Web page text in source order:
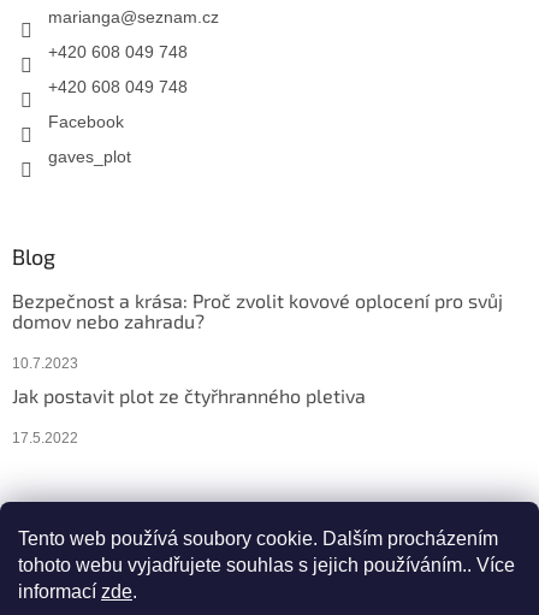
Tento web používá soubory cookie. Dalším procházením
tohoto webu vyjadřujete souhlas s jejich používáním.. Více
informací zde.
marianga@seznam.cz
+420 608 049 748
+420 608 049 748
Facebook
gaves_plot
Blog
Bezpečnost a krása: Proč zvolit kovové oplocení pro svůj
domov nebo zahradu?
10.7.2023
Jak postavit plot ze čtyřhranného pletiva
17.5.2022